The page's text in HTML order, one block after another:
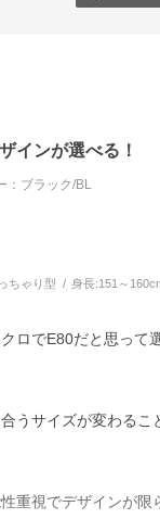
インが選べる！
：ブラック/BL
ちゃり型 身長:151～
ロでE80だと思っ
うサイズが変わる
重視でデザインが